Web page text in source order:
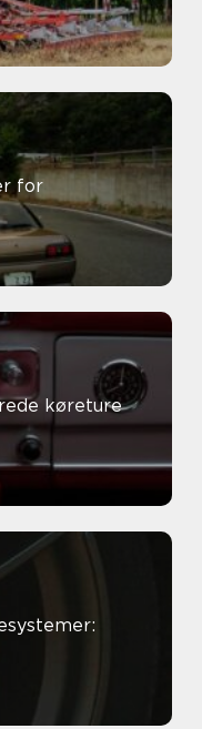
for
køreture